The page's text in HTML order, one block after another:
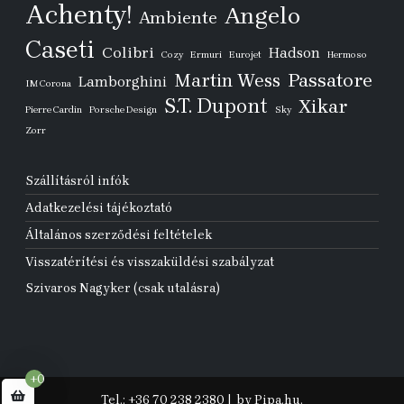
Achenty! Ambiente Angelo
Caseti Colibri Cozy Ermuri Eurojet Hadson Hermoso
IM Corona Lamborghini Martin Wess Passatore
Pierre Cardin Porsche Design S.T. Dupont Sky Xikar
Zorr
Szállításról infók
Adatkezelési tájékoztató
Általános szerződési feltételek
Visszatérítési és visszaküldési szabályzat
Szivaros Nagyker (csak utalásra)
Tel.: +36 70 238 2380 by Pipa.hu.
+0